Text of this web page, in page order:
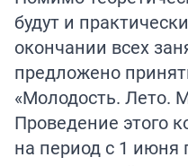
будут и
окончании всех
предложено
«Молодость. Лето.
Проведение этого
на период с 1 июня